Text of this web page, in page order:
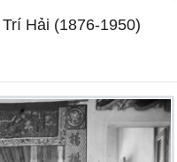
Hải (1876-1950)